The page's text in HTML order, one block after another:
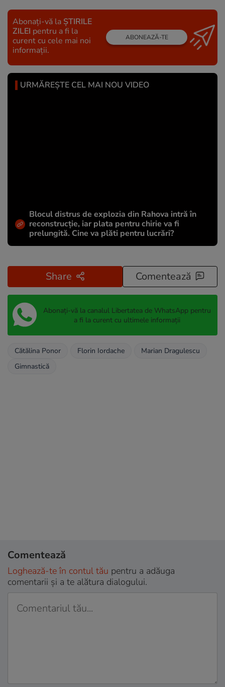
Abonați-vă la ȘTIRILE
ZILEI pentru a fi la
curent cu cele mai noi
informații.
ABONEAZĂ-TE
URMĂREȘTE CEL MAI NOU VIDEO
Blocul distrus de explozia din Rahova intră în
reconstrucție, iar plata pentru chirie va fi
prelungită. Cine va plăti pentru lucrări?
Share Comentează
Abonați-vă la canalul Libertatea de WhatsApp pentru
a fi la curent cu ultimele informații
Cătălina Ponor Florin Iordache
Marian Dragulescu
Gimnastică
Comentează
Loghează-te în contul tău pentru a adăuga
comentarii și a te alătura dialogului.